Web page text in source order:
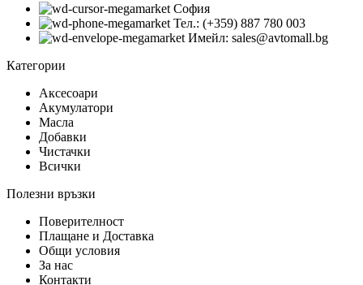
София
Тел.: (+359) 887 780 003
Имейл: sales@avtomall.bg
Категории
Аксесоари
Акумулатори
Масла
Добавки
Чистачки
Всички
Полезни връзки
Поверителност
Плащане и Доставка
Общи условия
За нас
Контакти